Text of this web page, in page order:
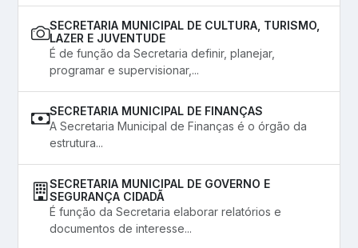
SECRETARIA MUNICIPAL DE CULTURA, TURISMO,
LAZER E JUVENTUDE
É de função da Secretaria definir, planejar,
programar e supervisionar,...
SECRETARIA MUNICIPAL DE FINANÇAS
A Secretaria Municipal de Finanças é o órgão da
estrutura...
SECRETARIA MUNICIPAL DE GOVERNO E
SEGURANÇA CIDADÃ
É função da Secretaria elaborar relatórios e
documentos de interesse...